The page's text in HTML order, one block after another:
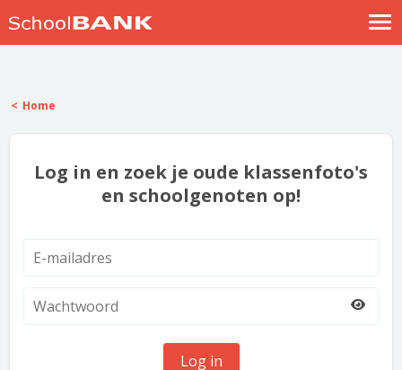
Help
Home
Log in en zoek je oude klassenfoto's
en schoolgenoten op!
Log in